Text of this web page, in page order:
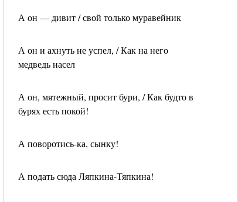
А он — дивит / свой только муравейник
А он и ахнуть не успел, / Как на него
медведь насел
А он, мятежный, просит бури, / Как будто в
бурях есть покой!
А поворотись-ка, сынку!
А подать сюда Ляпкина-Тяпкина!